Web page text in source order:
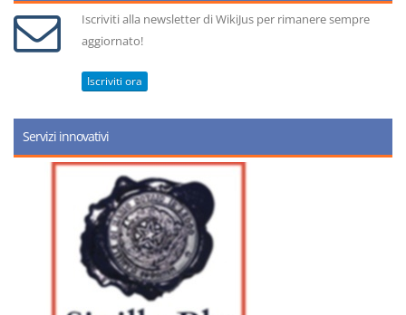
Iscriviti alla newsletter di WikiJus per rimanere sempre
aggiornato!
Iscriviti ora
Servizi innovativi